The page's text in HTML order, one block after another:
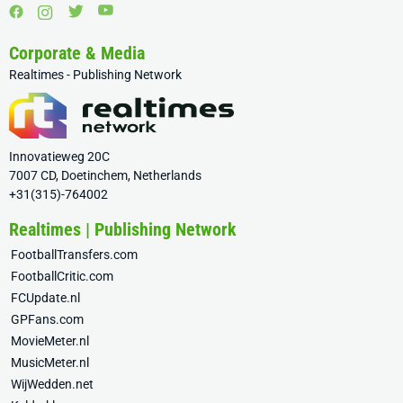
Corporate & Media
Realtimes - Publishing Network
Innovatieweg 20C
7007 CD, Doetinchem, Netherlands
+31(315)-764002
Realtimes | Publishing Network
FootballTransfers.com
FootballCritic.com
FCUpdate.nl
GPFans.com
MovieMeter.nl
MusicMeter.nl
WijWedden.net